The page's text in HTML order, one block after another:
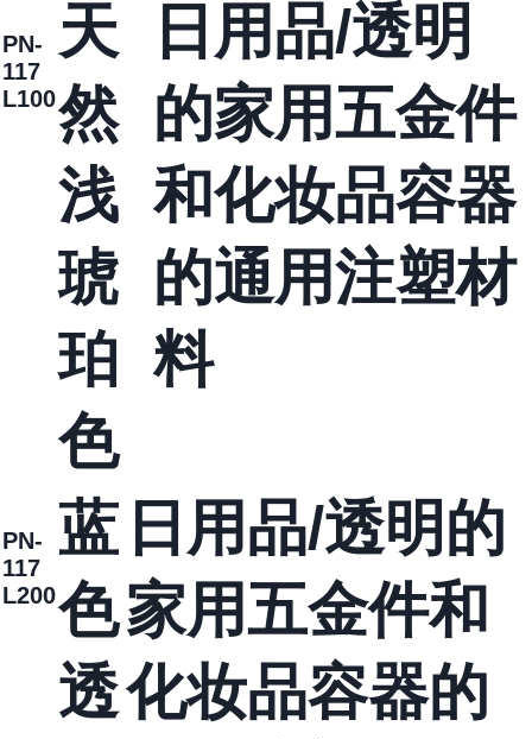
PN-
117
L100
天
然
浅
琥
珀
色
日用品/透明
的家用五金件
和化妆品容器
的通用注塑材
料
PN-
117
L200
蓝
色
透
日用品/透明的
家用五金件和
化妆品容器的